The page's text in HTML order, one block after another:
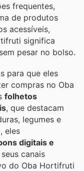
frequentes,
de produtos
acessíveis,
significa
pesar no bolso.
para que eles
compras no Oba
folhetos
, que destacam
legumes e
eles
digitais e
canais
do Oba Hortifruti